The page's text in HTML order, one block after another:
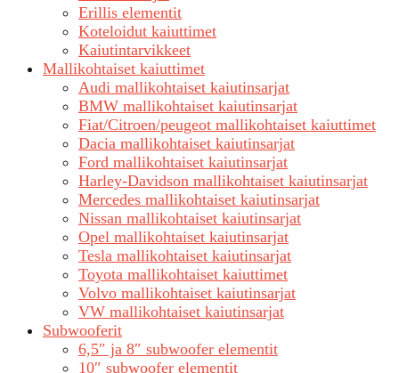
Erillis elementit
Koteloidut kaiuttimet
Kaiutintarvikkeet
Mallikohtaiset kaiuttimet
Audi mallikohtaiset kaiutinsarjat
BMW mallikohtaiset kaiutinsarjat
Fiat/Citroen/peugeot mallikohtaiset kaiuttimet
Dacia mallikohtaiset kaiutinsarjat
Ford mallikohtaiset kaiutinsarjat
Harley-Davidson mallikohtaiset kaiutinsarjat
Mercedes mallikohtaiset kaiutinsarjat
Nissan mallikohtaiset kaiutinsarjat
Opel mallikohtaiset kaiutinsarjat
Tesla mallikohtaiset kaiutinsarjat
Toyota mallikohtaiset kaiuttimet
Volvo mallikohtaiset kaiutinsarjat
VW mallikohtaiset kaiutinsarjat
Subwooferit
6,5″ ja 8″ subwoofer elementit
10″ subwoofer elementit